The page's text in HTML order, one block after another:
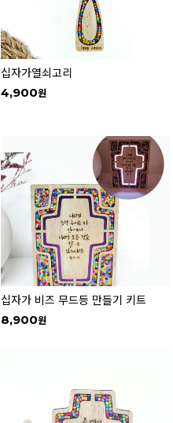
십자가열쇠고리
4,900
십자가 비즈 무드등 만들기 키트
8,900